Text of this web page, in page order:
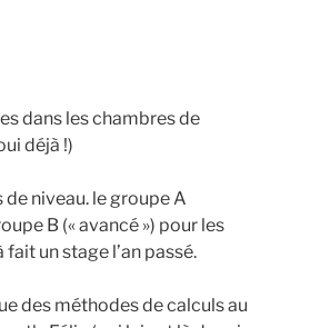
dans les chambres de
déjà !)
niveau. le groupe A
B (« avancé ») pour les
un stage l’an passé.
des méthodes de calculs au